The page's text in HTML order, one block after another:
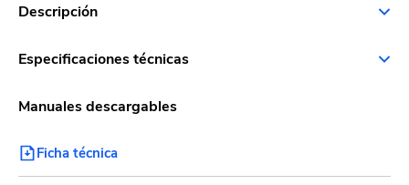
Descripción
Especificaciones técnicas
Manuales descargables
Ficha técnica